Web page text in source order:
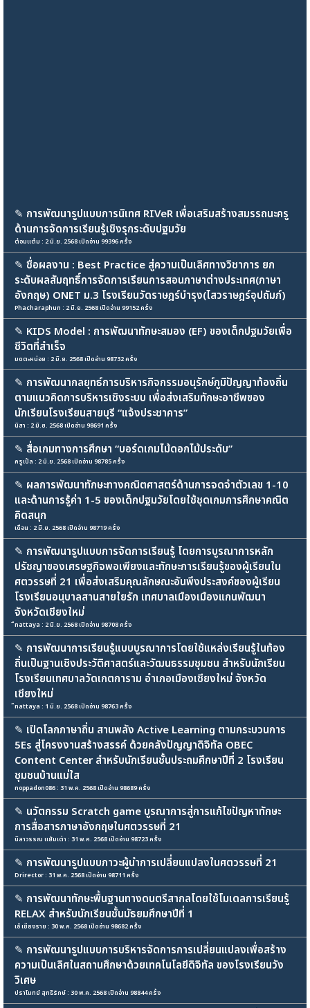
✎ การพัฒนารูปแบบการนิเทศ RIVeR เพื่อเสริมสร้างสมรรถนะครู
ด้านการจัดการเรียนรู้เชิงรุกระดับปฐมวัย
ต๋อมแต๋ม : 2 มิ.ย. 2568 เปิดอ่าน 99396 ครั้ง
✎ ชื่อผลงาน : Best Practice สู่ความเป็นเลิศทางวิชาการ ยก
ระดับผลสัมฤทธิ์การจัดการเรียนการสอนภาษาต่างประเทศ(ภาษา
อังกฤษ) ONET ม.3 โรงเรียนวัดราษฎร์บำรุง(ไสวราษฎร์อุปถัมภ์)
Phacharaphun : 2 มิ.ย. 2568 เปิดอ่าน 99152 ครั้ง
✎ KIDS Model : การพัฒนาทักษะสมอง (EF) ของเด็กปฐมวัยเพื่อ
ชีวิตที่สำเร็จ
มดตะหน่อย : 2 มิ.ย. 2568 เปิดอ่าน 98732 ครั้ง
✎ การพัฒนากลยุทธ์การบริหารกิจกรรมอนุรักษ์ภูมิปัญญาท้องถิ่น
ตามแนวคิดการบริหารเชิงระบบ เพื่อส่งเสริมทักษะอาชีพของ
นักเรียนโรงเรียนสายบุรี “แจ้งประชาคาร”
นิสา : 2 มิ.ย. 2568 เปิดอ่าน 98691 ครั้ง
✎ สื่อเกมทางการศึกษา “บอร์ดเกมไม้ดอกไม้ประดับ”
ครูเปิ้ล : 2 มิ.ย. 2568 เปิดอ่าน 98785 ครั้ง
✎ ผลการพัฒนาทักษะทางคณิตศาสตร์ด้านการจดจำตัวเลข 1-10
และด้านการรู้ค่า 1-5 ของเด็กปฐมวัยโดยใช้ชุดเกมการศึกษาคณิต
คิดสนุก
เดือน : 2 มิ.ย. 2568 เปิดอ่าน 98719 ครั้ง
✎ การพัฒนารูปแบบการจัดการเรียนรู้ โดยการบูรณาการหลัก
ปรัชญาของเศรษฐกิจพอเพียงและทักษะการเรียนรู้ของผู้เรียนใน
ศตวรรษที่ 21 เพื่อส่งเสริมคุณลักษณะอันพึงประสงค์ของผู้เรียน
โรงเรียนอนุบาลสานสายใยรัก เทศบาลเมืองเมืองแกนพัฒนา
จังหวัดเชียงใหม่
ืnattaya : 2 มิ.ย. 2568 เปิดอ่าน 98708 ครั้ง
✎ การพัฒนาการเรียนรู้แบบบูรณาการโดยใช้แหล่งเรียนรู้ในท้อง
ถิ่นเป็นฐานเชิงประวัติศาสตร์และวัฒนธรรมชุมชน สำหรับนักเรียน
โรงเรียนเทศบาลวัดเกตการาม อำเภอเมืองเชียงใหม่ จังหวัด
เชียงใหม่
ืnattaya : 1 มิ.ย. 2568 เปิดอ่าน 98763 ครั้ง
✎ เปิดโลกภาษาถิ่น สานพลัง Active Learning ตามกระบวนการ
5Es สู่โครงงานสร้างสรรค์ ด้วยคลังปัญญาดิจิทัล OBEC
Content Center สำหรับนักเรียนชั้นประถมศึกษาปีที่ 2 โรงเรียน
ชุมชนบ้านแม่ใส
noppadon086 : 31 พ.ค. 2568 เปิดอ่าน 98689 ครั้ง
✎ นวัตกรรม Scratch game บูรณาการสู่การแก้ไขปัญหาทักษะ
การสื่อสารภาษาอังกฤษในศตวรรษที่ 21
นิลาวรรณ แย้มเต่า : 31 พ.ค. 2568 เปิดอ่าน 98723 ครั้ง
✎ การพัฒนารูปแบบภาวะผู้นำการเปลี่ยนแปลงในศตวรรษที่ 21
Drirector : 31 พ.ค. 2568 เปิดอ่าน 98711 ครั้ง
✎ การพัฒนาทักษะพื้นฐานทางดนตรีสากลโดยใช้โมเดลการเรียนรู้
RELAX สำหรับนักเรียนชั้นมัธยมศึกษาปีที่ 1
เอ๋ เชียงราย : 30 พ.ค. 2568 เปิดอ่าน 98682 ครั้ง
✎ การพัฒนารูปแบบการบริหารจัดการการเปลี่ยนแปลงเพื่อสร้าง
ความเป็นเลิศในสถานศึกษาด้วยเทคโนโลยีดิจิทัล ของโรงเรียนวัง
วิเศษ
ปราโมทย์ สุทธิรักษ์ : 30 พ.ค. 2568 เปิดอ่าน 98844 ครั้ง